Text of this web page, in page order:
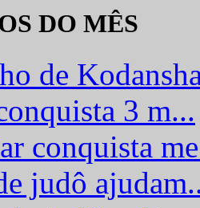
DO MÊS
de
3 m...
conquista
judô